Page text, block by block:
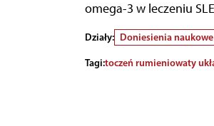
omega-3 w leczeniu
Działy: Doniesienia naukowe
Tagi:toczeń rumieniowaty